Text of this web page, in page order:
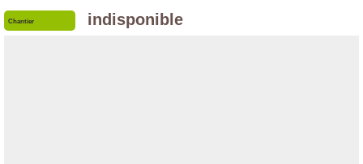
Chantier indisponible